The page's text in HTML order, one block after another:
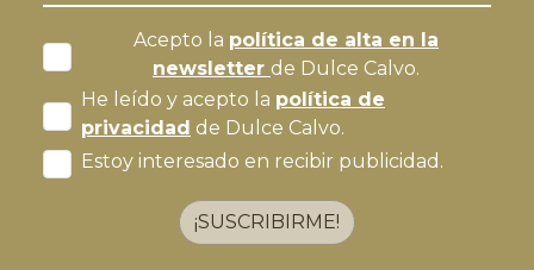
Acepto la política de alta en la
newsletter de Dulce Calvo.
He leído y acepto la política de
privacidad de Dulce Calvo.
Estoy interesado en recibir publicidad.
¡SUSCRIBIRME!